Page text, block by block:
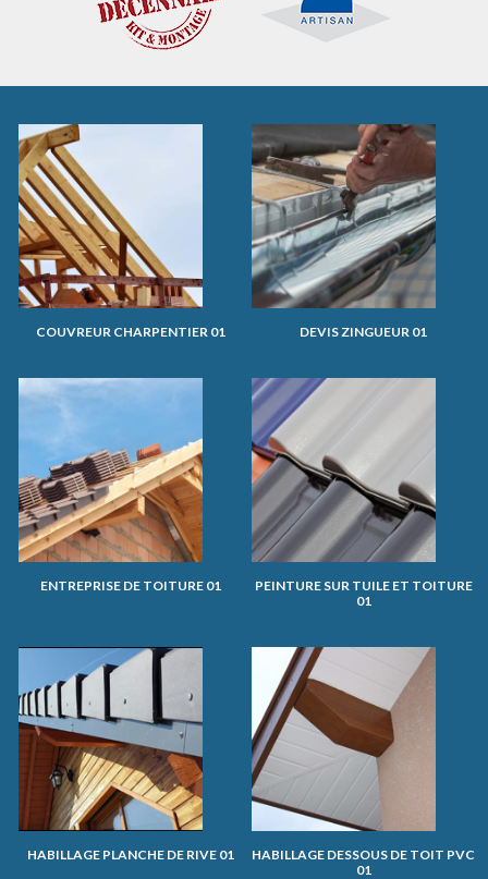
COUVREUR CHARPENTIER 01 DEVIS ZINGUEUR 01
ENTREPRISE DE TOITURE 01
PEINTURE SUR TUILE ET TOITURE
01
HABILLAGE PLANCHE DE RIVE 01
HABILLAGE DESSOUS DE TOIT PVC
01